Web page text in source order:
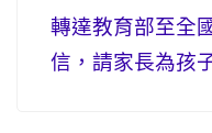
轉達教育部至全
信，請家長為孩